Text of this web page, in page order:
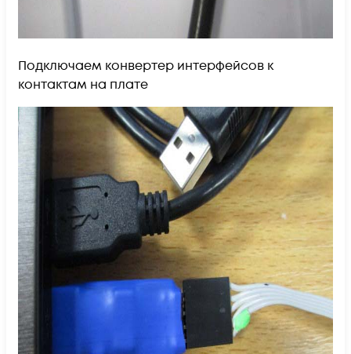
Подключаем конвертер интерфейсов к
контактам на плате